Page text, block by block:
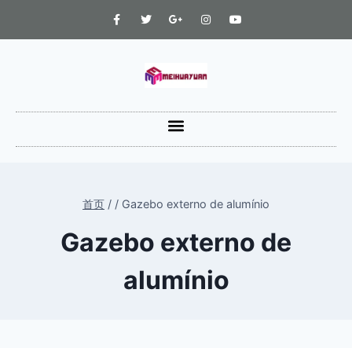
首页 / / Gazebo externo de alumínio
Gazebo externo de
alumínio